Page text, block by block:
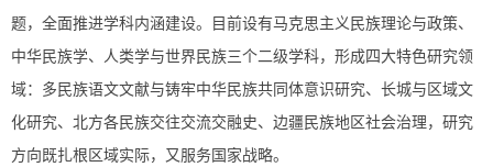
题，全面推进学科内涵建设。目前设有马克思主义民族理论与政策、
中华民族学、人类学与世界民族三个二级学科，形成四大特色研究领
域：多民族语文文献与铸牢中华民族共同体意识研究、长城与区域文
化研究、北方各民族交往交流交融史、边疆民族地区社会治理，研究
方向既扎根区域实际，又服务国家战略。